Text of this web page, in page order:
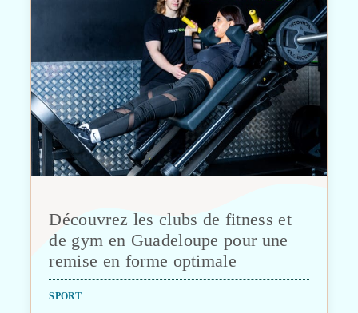
Découvrez les clubs de fitness et
de gym en Guadeloupe pour une
remise en forme optimale
SPORT